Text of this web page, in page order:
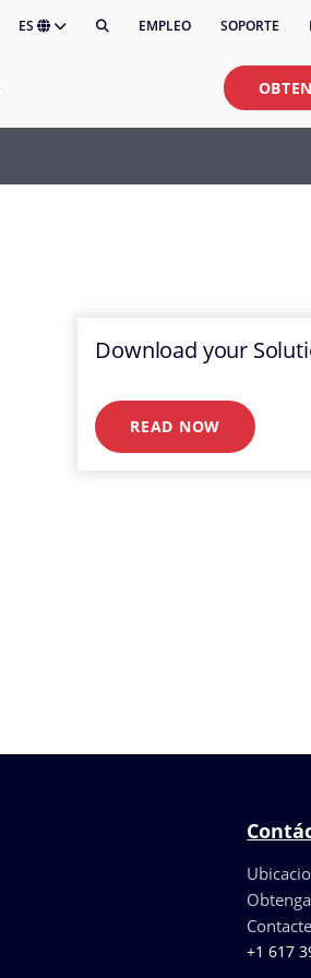
ES EMPLEO SOPORTE
Download your
READ NOW
+1 617